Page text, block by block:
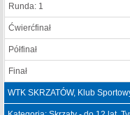
Runda: 1
Ćwierćfinał
Półfinał
Finał
WTK SKRZATÓW, Klub